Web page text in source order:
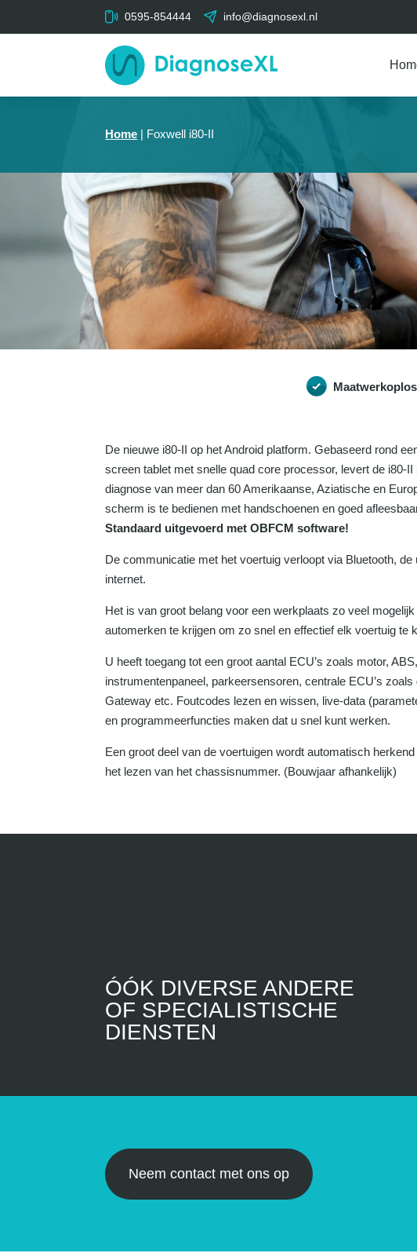
0595-854444 info@diagnosexl.nl
Home | Foxwell i80-II
De nieuwe i80-II op het Android platform. Gebaseerd rond
screen tablet met snelle quad core processor, levert de i80-II
diagnose van meer dan 60 Amerikaanse, Aziatische en
scherm is te bedienen met handschoenen en goed
Standaard uitgevoerd met OBFCM software!
De communicatie met het voertuig verloopt via Bluetooth, de
internet.
Het is van groot belang voor een werkplaats zo veel
automerken te krijgen om zo snel en effectief elk voertuig te
U heeft toegang tot een groot aantal ECU’s zoals motor,
instrumentenpaneel, parkeersensoren, centrale ECU’s
Gateway etc. Foutcodes lezen en wissen, live-data
en programmeerfuncties maken dat u snel kunt werken.
Een groot deel van de voertuigen wordt automatisch
het lezen van het chassisnummer. (Bouwjaar afhankelijk)
ÓÓK DIVERSE ANDERE
OF SPECIALISTISCHE
DIENSTEN
Neem contact met ons op